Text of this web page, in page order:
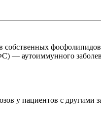
— аутоиммунного
у пациентов с другими